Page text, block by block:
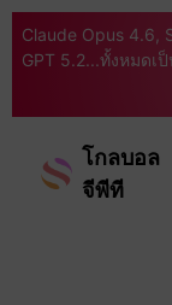
Claude Opus 4.6,
GPT 5.2...ทั้งหมดเ
โกลบอล
จีพีที